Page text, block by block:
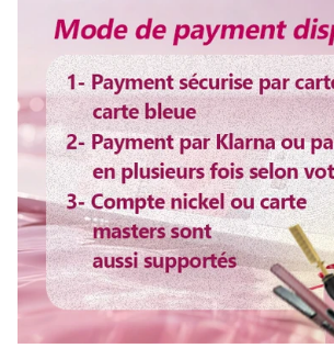
Abonnez-vous ici svp !
Non, merci>